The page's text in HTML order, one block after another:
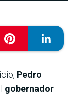
Pedro
gobernador